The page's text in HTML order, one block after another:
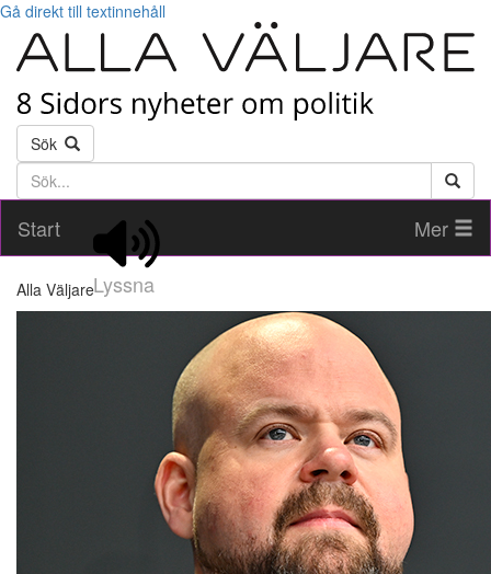
Gå direkt till textinnehåll
Sök
Söktext
Start
Lyssna
Mer
Alla Väljare